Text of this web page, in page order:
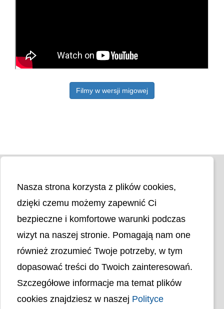
Filmy w wersji migowej
Liczba odwiedzin
Polityka prywatności
Mapa strony
Ochrona Danych Osobowych
Nasza strona korzysta z plików cookies,
dzięki czemu możemy zapewnić Ci
bezpieczne i komfortowe warunki podczas
wizyt na naszej stronie. Pomagają nam one
również zrozumieć Twoje potrzeby, w tym
dopasować treści do Twoich zainteresowań.
Szczegółowe informacje ma temat plików
cookies znajdziesz w naszej Polityce